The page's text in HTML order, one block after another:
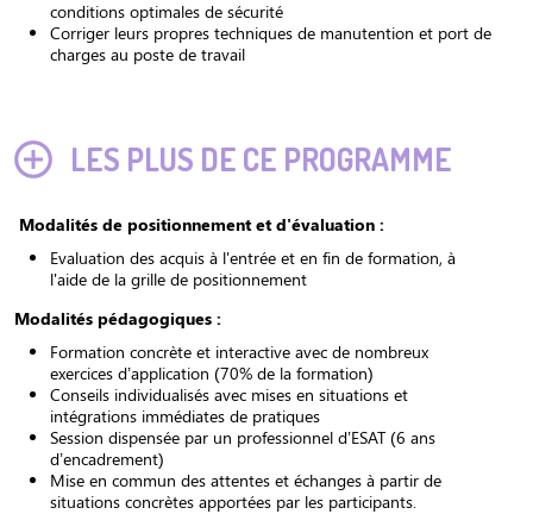
conditions optimales de sécurité
Corriger leurs propres techniques de manutention et port de
charges au poste de travail
LES PLUS DE CE PROGRAMME
Modalités de positionnement et d'évaluation :
Evaluation des acquis à l'entrée et en fin de formation, à
l'aide de la grille de positionnement
Modalités pédagogiques :
Formation concrète et interactive avec de nombreux
exercices d’application (70% de la formation)
Conseils individualisés avec mises en situations et
intégrations immédiates de pratiques
Session dispensée par un professionnel d’ESAT (6 ans
d’encadrement)
Mise en commun des attentes et échanges à partir de
situations concrètes apportées par les participants.